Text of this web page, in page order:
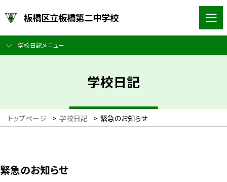
板橋区立板橋第二中学校
学校日記メニュー
学校日記
トップページ > 学校日記 > 緊急のお知らせ
緊急のお知らせ